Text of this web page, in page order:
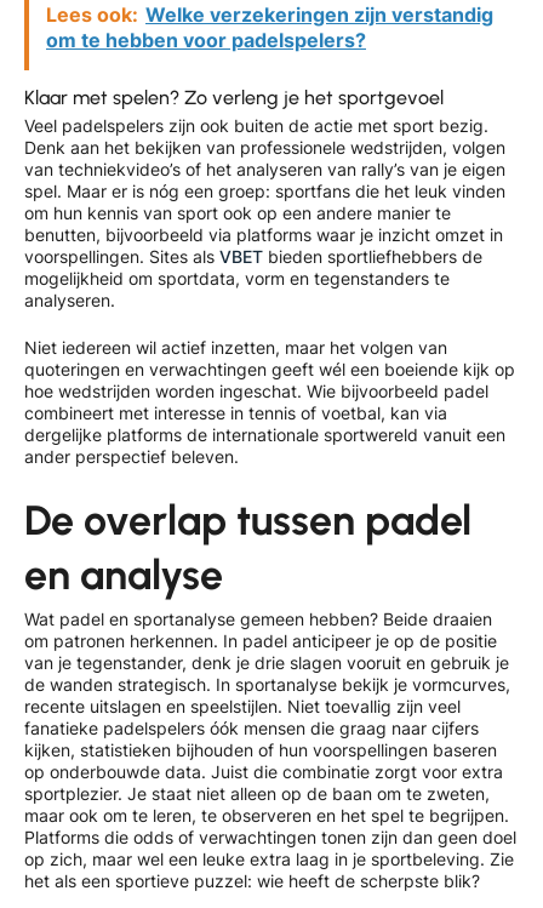
Lees ook: Welke verzekeringen zijn verstandig
om te hebben voor padelspelers?
Klaar met spelen? Zo verleng je het sportgevoel
Veel padelspelers zijn ook buiten de actie met sport bezig.
Denk aan het bekijken van professionele wedstrijden, volgen
van techniekvideo’s of het analyseren van rally’s van je eigen
spel. Maar er is nóg een groep: sportfans die het leuk vinden
om hun kennis van sport ook op een andere manier te
benutten, bijvoorbeeld via platforms waar je inzicht omzet in
voorspellingen. Sites als VBET bieden sportliefhebbers de
mogelijkheid om sportdata, vorm en tegenstanders te
analyseren.
Niet iedereen wil actief inzetten, maar het volgen van
quoteringen en verwachtingen geeft wél een boeiende kijk op
hoe wedstrijden worden ingeschat. Wie bijvoorbeeld padel
combineert met interesse in tennis of voetbal, kan via
dergelijke platforms de internationale sportwereld vanuit een
ander perspectief beleven.
De overlap tussen padel
en analyse
Wat padel en sportanalyse gemeen hebben? Beide draaien
om patronen herkennen. In padel anticipeer je op de positie
van je tegenstander, denk je drie slagen vooruit en gebruik je
de wanden strategisch. In sportanalyse bekijk je vormcurves,
recente uitslagen en speelstijlen. Niet toevallig zijn veel
fanatieke padelspelers óók mensen die graag naar cijfers
kijken, statistieken bijhouden of hun voorspellingen baseren
op onderbouwde data. Juist die combinatie zorgt voor extra
sportplezier. Je staat niet alleen op de baan om te zweten,
maar ook om te leren, te observeren en het spel te begrijpen.
Platforms die odds of verwachtingen tonen zijn dan geen doel
op zich, maar wel een leuke extra laag in je sportbeleving. Zie
het als een sportieve puzzel: wie heeft de scherpste blik?